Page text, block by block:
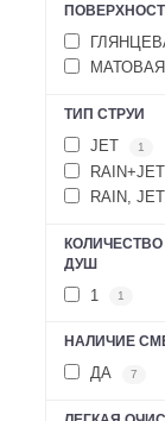
МАТОВАЯ
ТИП СТРУИ
JET 1
RAIN+JET
RAIN,
ДУШ
1 1
НАЛИЧИЕ
ДА 7